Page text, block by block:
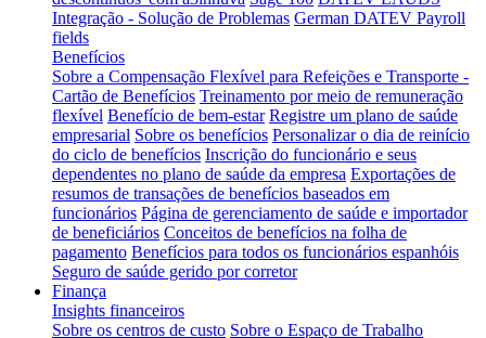
Integração - Solução de Problemas German DATEV Payroll
fields
Benefícios
Sobre a Compensação Flexível para Refeições e Transporte -
Cartão de Benefícios Treinamento por meio de remuneração
flexível Benefício de bem-estar Registre um plano de saúde
empresarial Sobre os benefícios Personalizar o dia de reinício
do ciclo de benefícios Inscrição do funcionário e seus
dependentes no plano de saúde da empresa Exportações de
resumos de transações de benefícios baseados em
funcionários Página de gerenciamento de saúde e importador
de beneficiários Conceitos de benefícios na folha de
pagamento Benefícios para todos os funcionários espanhóis
Seguro de saúde gerido por corretor
Finança
Insights financeiros
Sobre os centros de custo Sobre o Espaço de Trabalho